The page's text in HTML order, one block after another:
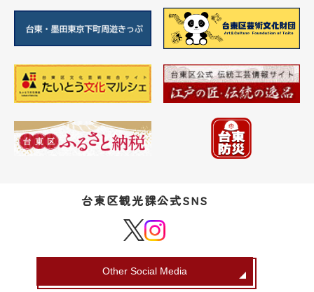
台東区観光課公式SNS
Other Social Media